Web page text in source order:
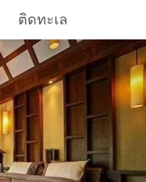
ติดทะเล